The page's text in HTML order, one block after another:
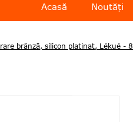
Acasă Noutăți
brânză, silicon platinat, Lékué -